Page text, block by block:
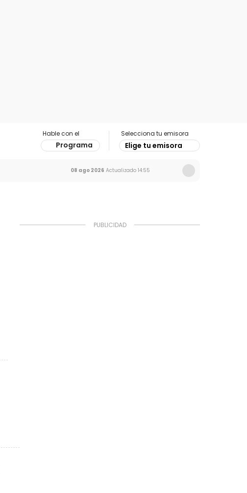
Hable con el
Programa
Selecciona tu emisora
Elige tu emisora
08 ago 2026 Actualizado 14:55